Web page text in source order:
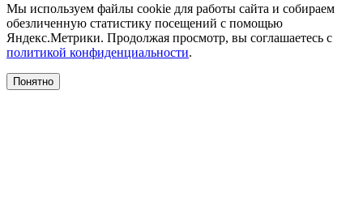
Мы используем файлы cookie для работы сайта и собираем
обезличенную статистику посещений с помощью
Яндекс.Метрики. Продолжая просмотр, вы соглашаетесь с
политикой конфиденциальности.
Понятно